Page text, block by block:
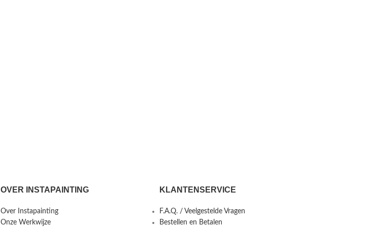
OVER INSTAPAINTING
Over Instapainting
Onze Werkwijze
KLANTENSERVICE
F.A.Q. / Veelgestelde Vragen
Bestellen en Betalen